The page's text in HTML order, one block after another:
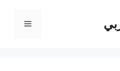
القائمة